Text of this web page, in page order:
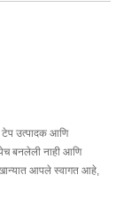
टेप उत्पादक आणि
बनलेली नाही आणि
आपले स्वागत आहे,